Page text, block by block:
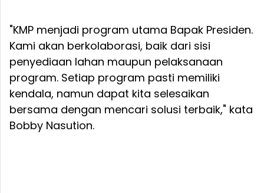
"KMP menjadi program utama Bapak Presiden.
Kami akan berkolaborasi, baik dari sisi
penyediaan lahan maupun pelaksanaan
program. Setiap program pasti memiliki
kendala, namun dapat kita selesaikan
bersama dengan mencari solusi terbaik," kata
Bobby Nasution.